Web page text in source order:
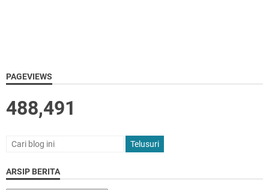
PAGEVIEWS
488,491
ARSIP BERITA